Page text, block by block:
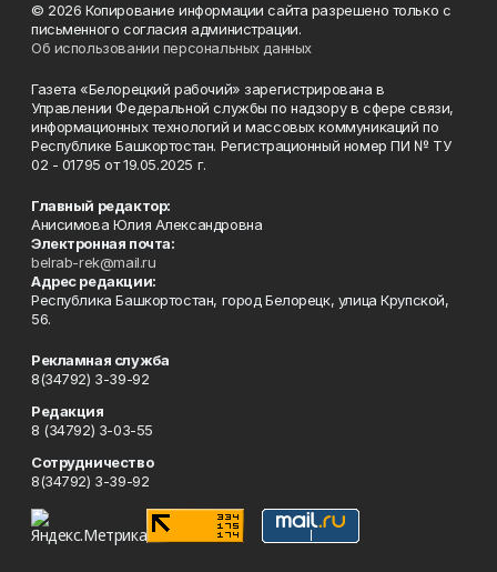
© 2026 Копирование информации сайта разрешено только с
письменного согласия администрации.
Об использовании персональных данных
Газета «Белорецкий рабочий» зарегистрирована в
Управлении Федеральной службы по надзору в сфере связи,
информационных технологий и массовых коммуникаций по
Республике Башкортостан. Регистрационный номер ПИ № ТУ
02 - 01795 от 19.05.2025 г.
Главный редактор:
Анисимова Юлия Александровна
Электронная почта:
belrab-rek@mail.ru
Адрес редакции:
Республика Башкортостан, город Белорецк, улица Крупской,
56.
Рекламная служба
8(34792) 3-39-92
Редакция
8 (34792) 3-03-55
Сотрудничество
8(34792) 3-39-92